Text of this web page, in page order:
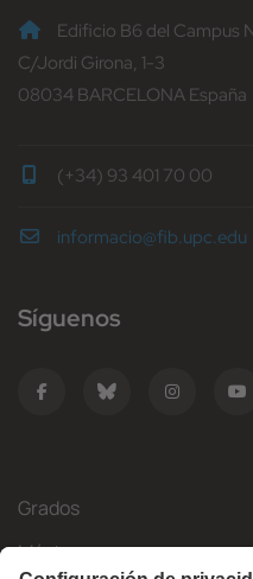
Edificio B6 del Campus
C/Jordi Girona, 1-3
08034 BARCELONA España
(+34) 93 401 70 00
informacio@fib.upc.edu
Síguenos
Grados
Másteres